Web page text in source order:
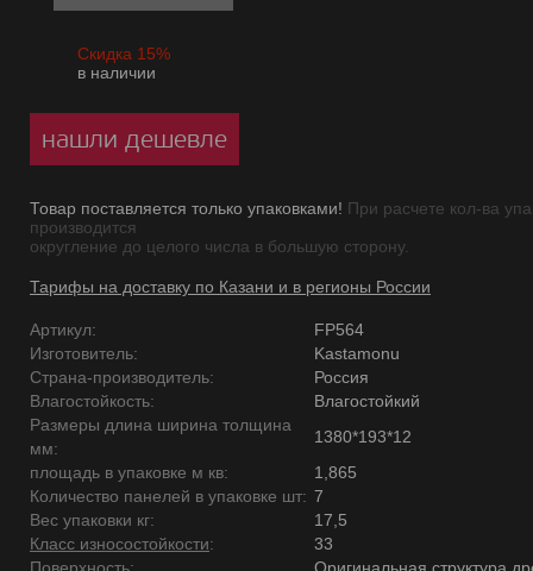
Скидка 15%
в наличии
нашли дешевле
Товар поставляется только упаковками! При расчете кол-ва
производится
округление до целого числа в большую сторону.
Тарифы на доставку по Казани и в регионы России
Артикул:
FP564
Изготовитель:
Kastamonu
Страна-производитель:
Россия
Влагостойкость:
Влагостойкий
Размеры длина ширина толщина
мм:
1380*193*12
площадь в упаковке м кв:
1,865
Количество панелей в упаковке шт: 7
Вес упаковки кг:
17,5
Класс износостойкости:
33